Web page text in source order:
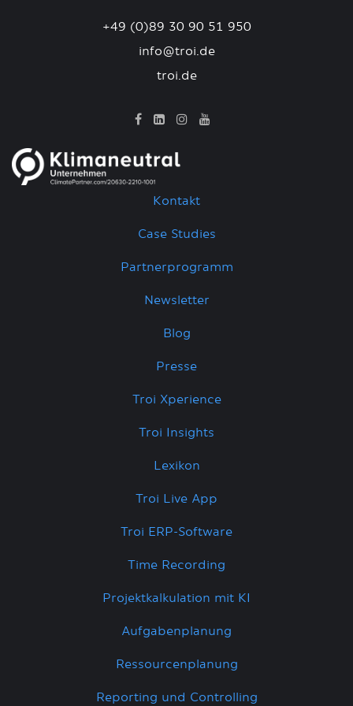
+49 (0)89 30 90 51 950
info@troi.de
troi.de
Kontakt
Case Studies
Partnerprogramm
Newsletter
Blog
Presse
Troi Xperience
Troi Insights
Lexikon
Troi Live App
Troi ERP-Software
Time Recording
Projektkalkulation mit KI
Aufgabenplanung
Ressourcenplanung
Reporting und Controlling